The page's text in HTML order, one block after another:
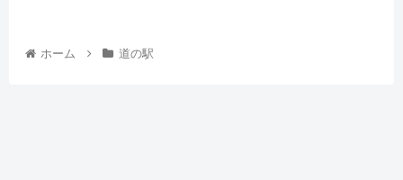
ホーム 道の駅